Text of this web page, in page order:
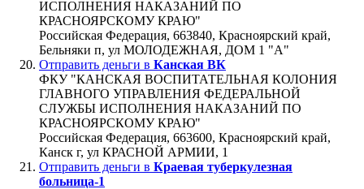
ИСПОЛНЕНИЯ НАКАЗАНИЙ ПО
КРАСНОЯРСКОМУ КРАЮ"
Российская Федерация, 663840, Красноярский край,
Бельняки п, ул МОЛОДЕЖНАЯ, ДОМ 1 "А"
Отправить деньги в Канская ВК
ФКУ "КАНСКАЯ ВОСПИТАТЕЛЬНАЯ КОЛОНИЯ
ГЛАВНОГО УПРАВЛЕНИЯ ФЕДЕРАЛЬНОЙ
СЛУЖБЫ ИСПОЛНЕНИЯ НАКАЗАНИЙ ПО
КРАСНОЯРСКОМУ КРАЮ"
Российская Федерация, 663600, Красноярский край,
Канск г, ул КРАСНОЙ АРМИИ, 1
Отправить деньги в Краевая туберкулезная
больница-1